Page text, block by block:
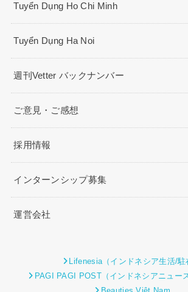
Tuyển Dụng Ho Chi Minh
Tuyển Dụng Ha Noi
週刊Vetter バックナンバー
ご意見・ご感想
採用情報
インターンシップ募集
運営会社
Lifenesia（インドネシア生活/駐
PAGI PAGI POST（インドネシアニュー